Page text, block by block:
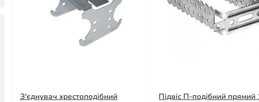
З'єднувач хрестоподібний
Підвіс П-подібний прямий